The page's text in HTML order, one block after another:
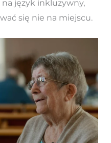
język inkluzywny,
się nie na miejscu.